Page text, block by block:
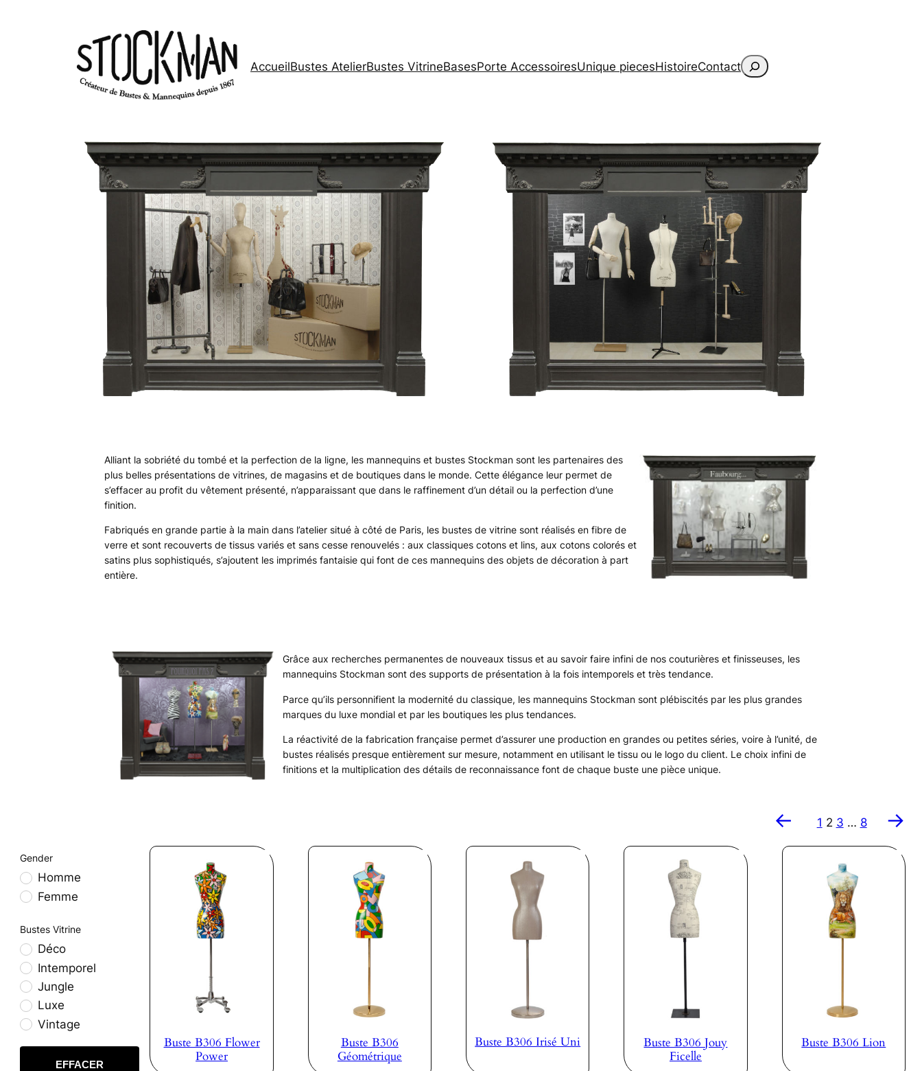
AccueilBustes AtelierBustes VitrineBasesPorte AccessoiresUnique piecesHistoireContactSearch
Alliant la sobriété du tombé et la perfection de la ligne, les mannequins et bustes Stockman sont les partenaires des
plus belles présentations de vitrines, de magasins et de boutiques dans le monde. Cette élégance leur permet de
s’effacer au profit du vêtement présenté, n’apparaissant que dans le raffinement d’un détail ou la perfection d’une
finition.
Fabriqués en grande partie à la main dans l’atelier situé à côté de Paris, les bustes de vitrine sont réalisés en fibre de
verre et sont recouverts de tissus variés et sans cesse renouvelés : aux classiques cotons et lins, aux cotons colorés et
satins plus sophistiqués, s’ajoutent les imprimés fantaisie qui font de ces mannequins des objets de décoration à part
entière.
Grâce aux recherches permanentes de nouveaux tissus et au savoir faire infini de nos couturières et finisseuses, les
mannequins Stockman sont des supports de présentation à la fois intemporels et très tendance.
Parce qu’ils personnifient la modernité du classique, les mannequins Stockman sont plébiscités par les plus grandes
marques du luxe mondial et par les boutiques les plus tendances.
La réactivité de la fabrication française permet d’assurer une production en grandes ou petites séries, voire à l’unité, de
bustes réalisés presque entièrement sur mesure, notamment en utilisant le tissu ou le logo du client. Le choix infini de
finitions et la multiplication des détails de reconnaissance font de chaque buste une pièce unique.
Gender
Homme
Femme
Bustes Vitrine
Déco
Intemporel
Jungle
Luxe
Vintage
EFFACER
← 1 2 3 … 8 →
Buste B306 Flower
Power
Buste B306
Géométrique
Buste B306 Irisé Uni
Buste B306 Jouy
Ficelle
Buste B306 Lion